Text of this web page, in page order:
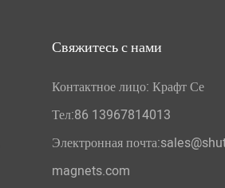
Свяжитесь с нами
Контактное лицо: Крафт Се
Тел:86 13967814013
Электронная
magnets.com